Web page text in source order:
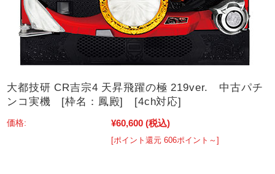
大都技研 CR吉宗4 天昇飛躍の極 219ver. 中古パチ
ンコ実機 [枠名：鳳殿] [4ch対応]
価格: ¥60,600 (税込)
[ポイント還元 606ポイント～]